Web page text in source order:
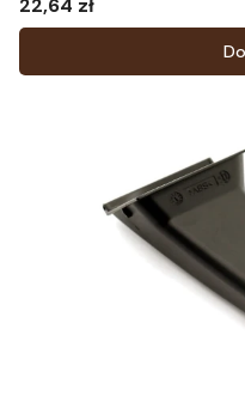
Cena
22,64 zł